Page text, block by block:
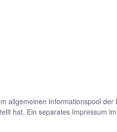
allgemeinen Informationspool der
hat. Ein separates Impressum